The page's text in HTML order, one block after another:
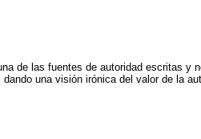
de las fuentes de autoridad escritas y
una visión irónica del valor de la